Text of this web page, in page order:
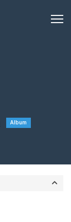
Album